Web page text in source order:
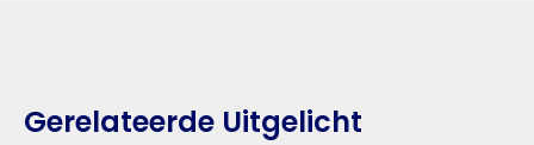
Gerelateerde Uitgelicht